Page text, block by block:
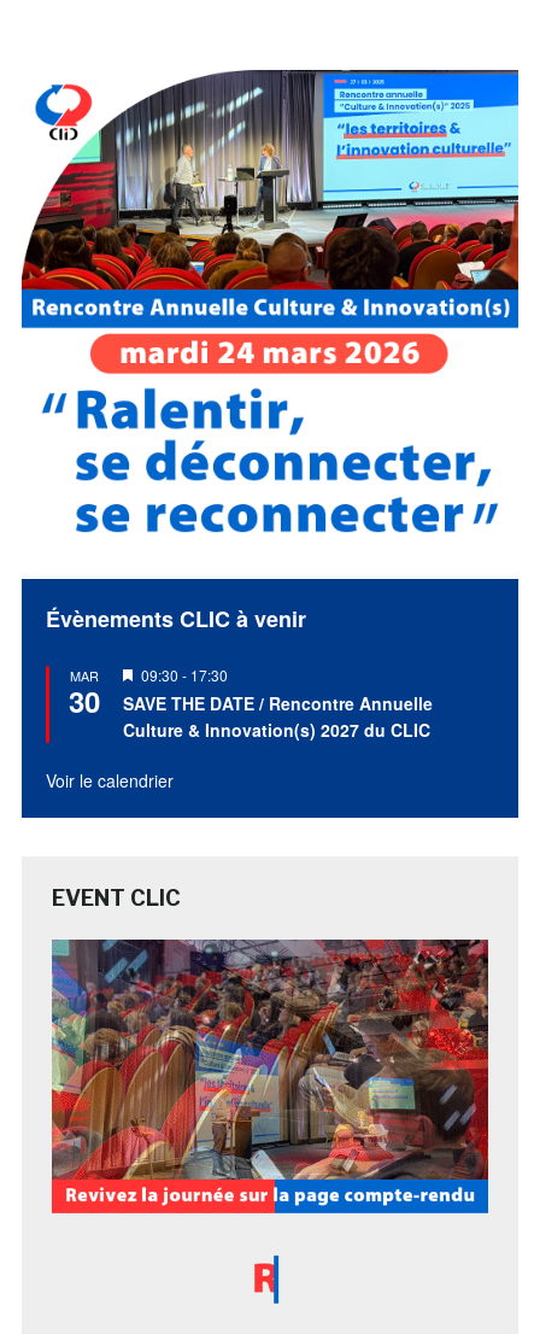
Évènements CLIC à venir
MAR
30
Mis
en
avant
09:30 - 17:30
SAVE THE DATE / Rencontre Annuelle
Culture & Innovation(s) 2027 du CLIC
Voir le calendrier
EVENT CLIC